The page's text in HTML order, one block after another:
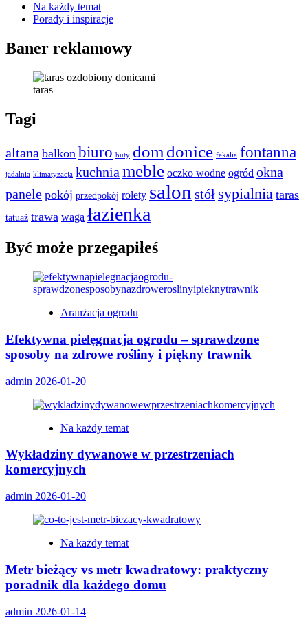
Na każdy temat
Porady i inspiracje
Baner reklamowy
taras
Tagi
altana balkon biuro buty dom donice fekalia fontanna
jadalnia klimatyzacja kuchnia meble oczko wodne ogród okna
panele pokój przedpokój rolety salon stół sypialnia taras
tatuaż trawa waga łazienka
Być może przegapiłeś
Aranżacja ogrodu
Efektywna pielęgnacja ogrodu – sprawdzone
sposoby na zdrowe rośliny i piękny trawnik
admin 2026-01-20
Na każdy temat
Wykładziny dywanowe w przestrzeniach
komercyjnych
admin 2026-01-20
Na każdy temat
Metr bieżący vs metr kwadratowy: praktyczny
poradnik dla każdego domu
admin 2026-01-14